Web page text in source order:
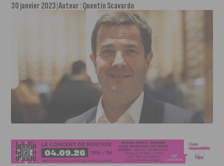
30 janvier 2023 Auteur :Quentin Scavardo